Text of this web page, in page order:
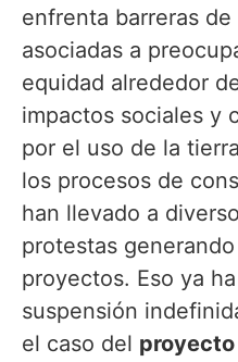
enfrenta barreras
asociadas a
equidad alrededor
impactos sociales y
por el uso de la
los procesos de
han llevado a
protestas
proyectos. Eso ya
suspensión
el caso del